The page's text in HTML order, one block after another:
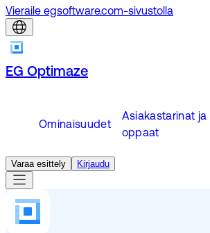
Vieraile egsoftware.com-sivustolla
EG Optimaze
Ominaisuudet
Asiakastarinat ja
oppaat
Varaa esittely Kirjaudu